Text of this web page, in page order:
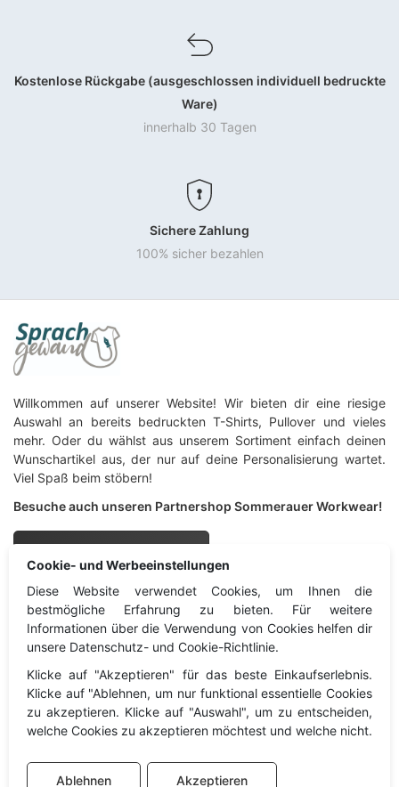
Cookie- und Werbeeinstellungen
Diese Website verwendet Cookies, um Ihnen die
bestmögliche Erfahrung zu bieten. Für weitere
Informationen über die Verwendung von Cookies helfen dir
unsere Datenschutz- und Cookie-Richtlinie.
Klicke auf "Akzeptieren" für das beste Einkaufserlebnis.
Klicke auf "Ablehnen, um nur funktional essentielle Cookies
zu akzeptieren. Klicke auf "Auswahl", um zu entscheiden,
welche Cookies zu akzeptieren möchtest und welche nicht.
Ablehnen Akzeptieren
Kostenlose Rückgabe (ausgeschlossen individuell bedruckte
Ware)
innerhalb 30 Tagen
Sichere Zahlung
100% sicher bezahlen
Willkommen auf unserer Website! Wir bieten dir eine riesige
Auswahl an bereits bedruckten T-Shirts, Pullover und vieles
mehr. Oder du wählst aus unserem Sortiment einfach deinen
Wunschartikel aus, der nur auf deine Personalisierung wartet.
Viel Spaß beim stöbern!
Besuche auch unseren Partnershop Sommerauer Workwear!
Sommerauer Workwear
Sprachgewand
Information
Kontakt
Information
Impressum
Datenschutz
Widerruf
Cookies
AGB